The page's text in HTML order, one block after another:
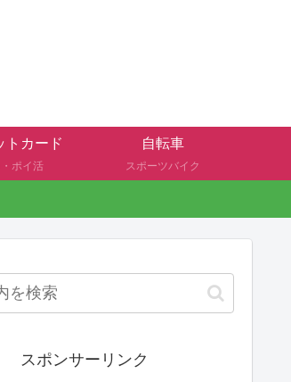
トカード
ポイ活
自転車
スポーツバイク
スポンサーリンク